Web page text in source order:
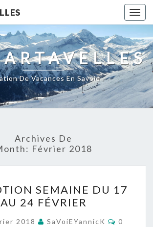
De Vacances En Savoie
Archives De
Février 2018
SEMAINE
DU
17
SEMAINE DU 17
AU 24 FÉVRIER
2018 SaVoiEYannicK
0